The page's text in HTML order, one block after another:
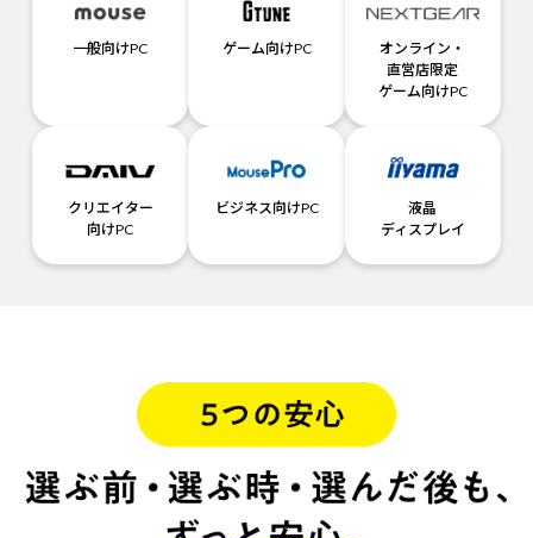
一般向けPC ゲーム向けPC
オンライン・
直営店限定
ゲーム向けPC
クリエイター
向けPC
ビジネス向けPC
液晶
ディスプレイ